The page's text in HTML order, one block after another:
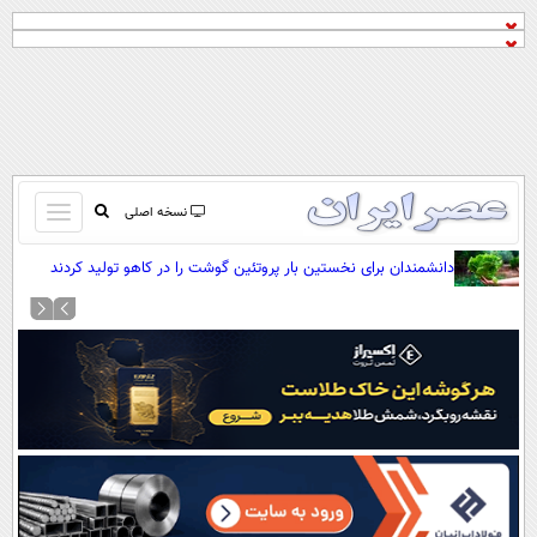
نسخه اصلی
باز
و
بسته
کردن
صفحه اول
آرشیو
نظرسنجی
آب و هوا
اوقات شرعی
سواد زندگی
دانشمندان برای نخستین بار پروتئین گوشت را در کاهو تولید کردند